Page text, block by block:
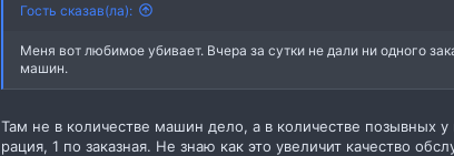
Гость сказав(ла):
Меня вот любимое убивает. Вчера за сутки не дали ни одного
машин.
Там не в количестве машин дело, а в количестве позывных
рация, 1 по заказная. Не знаю как это увеличит качество